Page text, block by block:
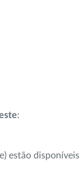
:
estão disponíveis